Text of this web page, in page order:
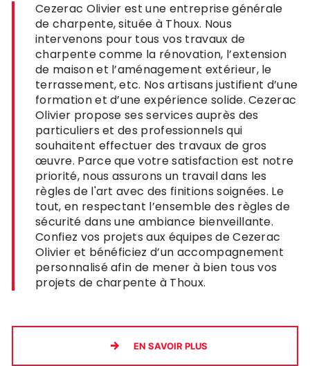
Cezerac Olivier est une entreprise générale
de charpente, située à Thoux. Nous
intervenons pour tous vos travaux de
charpente comme la rénovation, l’extension
de maison et l’aménagement extérieur, le
terrassement, etc. Nos artisans justifient d’une
formation et d’une expérience solide. Cezerac
Olivier propose ses services auprès des
particuliers et des professionnels qui
souhaitent effectuer des travaux de gros
œuvre. Parce que votre satisfaction est notre
priorité, nous assurons un travail dans les
règles de l'art avec des finitions soignées. Le
tout, en respectant l’ensemble des règles de
sécurité dans une ambiance bienveillante.
Confiez vos projets aux équipes de Cezerac
Olivier et bénéficiez d’un accompagnement
personnalisé afin de mener à bien tous vos
projets de charpente à Thoux.
EN SAVOIR PLUS